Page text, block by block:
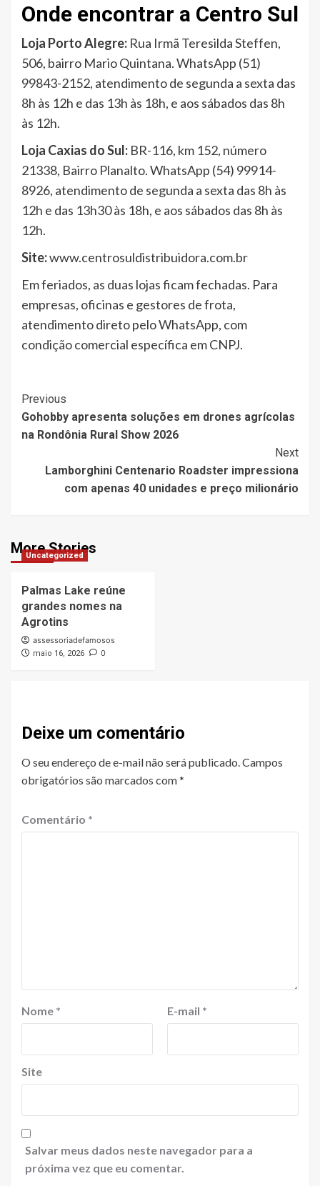
Onde encontrar a Centro Sul
Loja Porto Alegre: Rua Irmã Teresilda Steffen,
506, bairro Mario Quintana. WhatsApp (51)
99843-2152, atendimento de segunda a sexta das
8h às 12h e das 13h às 18h, e aos sábados das 8h
às 12h.
Loja Caxias do Sul: BR-116, km 152, número
21338, Bairro Planalto. WhatsApp (54) 99914-
8926, atendimento de segunda a sexta das 8h às
12h e das 13h30 às 18h, e aos sábados das 8h às
12h.
Site:www.centrosuldistribuidora.com.br
Em feriados, as duas lojas ficam fechadas. Para
empresas, oficinas e gestores de frota,
atendimento direto pelo WhatsApp, com
condição comercial específica em CNPJ.
Post
Navigation
Previous
Gohobby apresenta soluções em drones agrícolas
na Rondônia Rural Show 2026
Next
Lamborghini Centenario Roadster impressiona
com apenas 40 unidades e preço milionário
More Stories
Uncategorized
Palmas Lake reúne
grandes nomes na
Agrotins
assessoriadefamosos
maio 16, 2026 0
Deixe um comentário
O seu endereço de e-mail não será publicado.Campos
obrigatórios são marcados com*
Comentário *
Nome * E-mail *
Site
Salvar meus dados neste navegador para a
próxima vez que eu comentar.